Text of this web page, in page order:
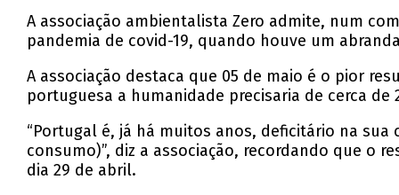
A associação ambientalista Zero admite, num
pandemia de covid-19, quando houve um
A associação destaca que 05 de maio é o pior
portuguesa a humanidade precisaria de cerca
“Portugal é, já há muitos anos, deficitário na
consumo)”, diz a associação, recordando que o
dia 29 de abril.